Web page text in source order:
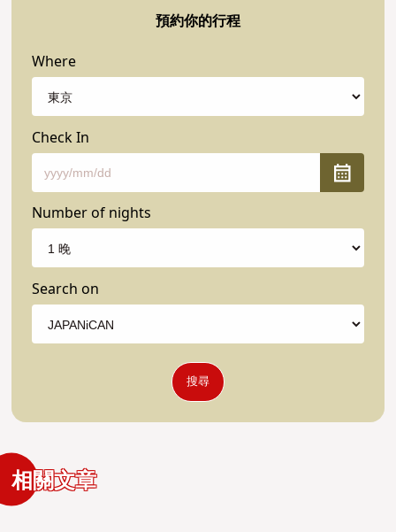
預約你的行程
Where
Check In
Number of nights
Search on
搜尋
相關文章